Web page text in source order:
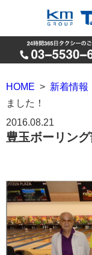
HOME > 新着情報
ました！
2016.08.21
豊玉ボーリン